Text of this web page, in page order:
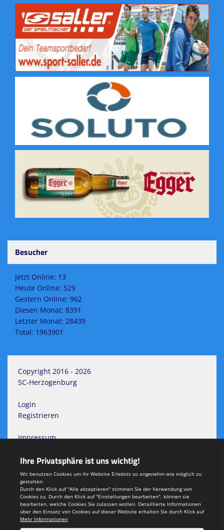
Besucher
Jetzt Online: 13
Heute Online: 529
Gestern Online: 962
Diesen Monat: 8391
Letzter Monat: 28439
Total: 1963901
Copyright 2016 - 2026
SC-Herzogenburg
Login
Registrieren
Impressum
Teamsports 2
Dein Sportverein online